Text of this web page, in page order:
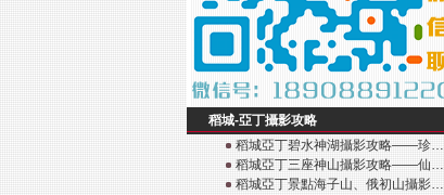
稻城-亞丁攝影攻略
稻城亞丁碧水神湖攝影攻略——珍…
稻城亞丁三座神山攝影攻略——仙…
稻城亞丁景點海子山、俄初山攝影…